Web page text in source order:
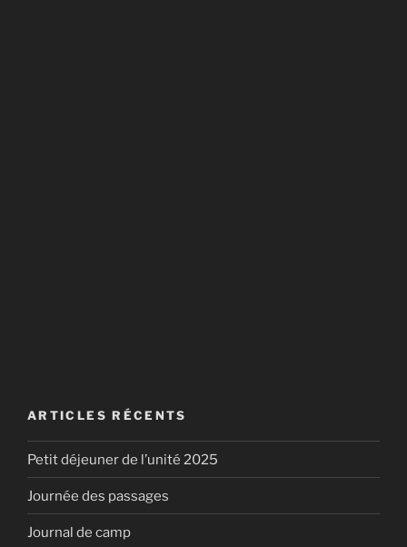
ARTICLES RÉCENTS
Petit déjeuner de l’unité 2025
Journée des passages
Journal de camp